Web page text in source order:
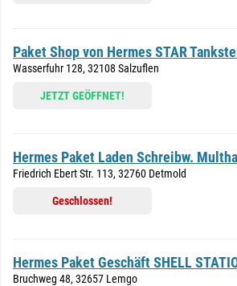
Paket Shop von Hermes STAR
Wasserfuhr 128, 32108 Salzuflen
JETZT GEÖFFNET!
Hermes Paket Laden Schreibw.
Friedrich Ebert Str. 113, 32760 Detmold
Geschlossen!
Hermes Paket Geschäft SHELL
Bruchweg 48, 32657 Lemgo